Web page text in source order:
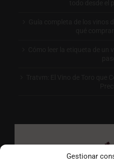
Gestionar